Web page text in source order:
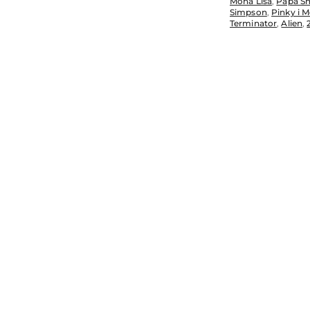
Simpson, Pinky i
Terminator,Alien,